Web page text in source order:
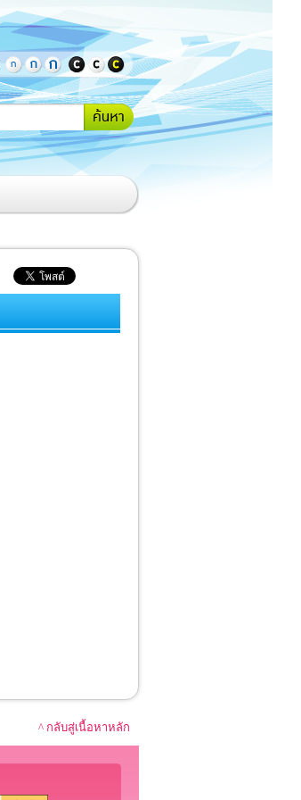
กรอกคำ
หรือ
ข้อความ
ต้องการ
ค้นหา
^ กลับสู่เนื้อหาหลัก